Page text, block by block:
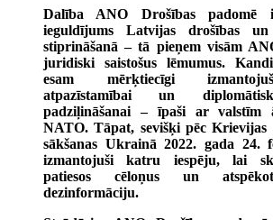
Dalība ANO Drošības padomē
ieguldījums Latvijas drošības un
stiprināšanā – tā pieņem visām
juridiski saistošus lēmumus.
esam mērķtiecīgi
atpazīstamībai un
padziļināšanai – īpaši ar valstīm
NATO. Tāpat, sevišķi pēc Krievijas
sākšanas Ukrainā 2022. gada 24.
izmantojuši katru iespēju, lai
patiesos cēloņus un
dezinformāciju.